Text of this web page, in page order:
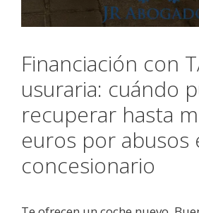
Financiación con
usuraria: cuándo
recuperar hasta
euros por abusos
concesionario